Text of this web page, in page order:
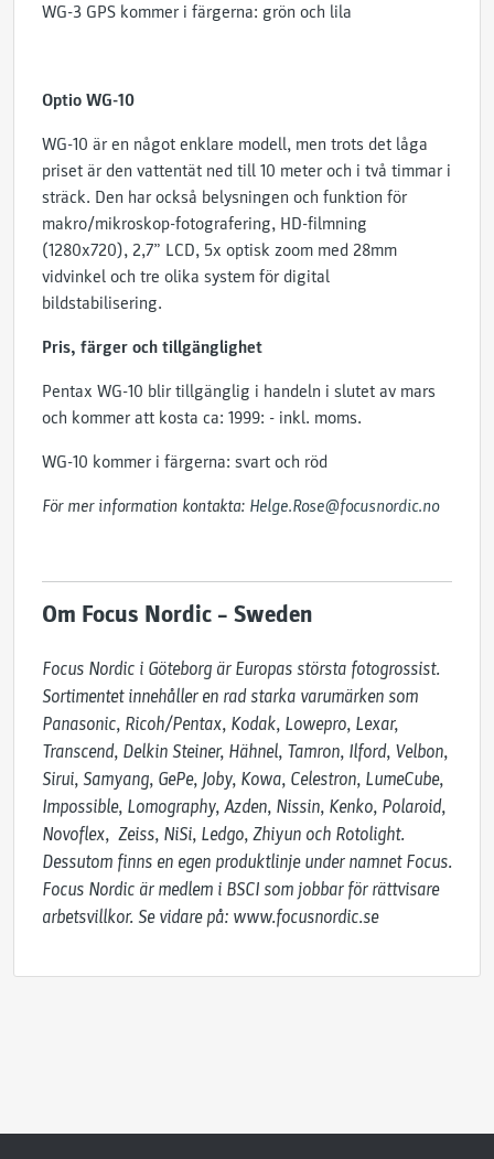
WG-3 GPS kommer i färgerna: grön och lila
Optio WG-10
WG-10 är en något enklare modell, men trots det låga
priset är den vattentät ned till 10 meter och i två timmar i
sträck. Den har också belysningen och funktion för
makro/mikroskop-fotografering, HD-filmning
(1280x720), 2,7” LCD, 5x optisk zoom med 28mm
vidvinkel och tre olika system för digital
bildstabilisering.
Pris, färger och tillgänglighet
Pentax WG-10 blir tillgänglig i handeln i slutet av mars
och kommer att kosta ca: 1999: - inkl. moms.
WG-10 kommer i färgerna: svart och röd
För mer information kontakta: Helge.Rose@focusnordic.no
Om Focus Nordic – Sweden
Focus Nordic i Göteborg är Europas största fotogrossist.
Sortimentet innehåller en rad starka varumärken som
Panasonic, Ricoh/Pentax, Kodak, Lowepro, Lexar,
Transcend, Delkin Steiner, Hähnel, Tamron, Ilford, Velbon,
Sirui, Samyang, GePe, Joby, Kowa, Celestron, LumeCube,
Impossible, Lomography, Azden, Nissin, Kenko, Polaroid,
Novoflex,  Zeiss, NiSi, Ledgo, Zhiyun och Rotolight.
Dessutom finns en egen produktlinje under namnet Focus.
Focus Nordic är medlem i BSCI som jobbar för rättvisare
arbetsvillkor. Se vidare på: www.focusnordic.se